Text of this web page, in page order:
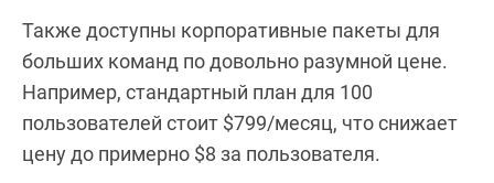
Также доступны корпоративные пакеты для
больших команд по довольно разумной цене.
Например, стандартный план для 100
пользователей стоит $799/месяц, что снижает
цену до примерно $8 за пользователя.